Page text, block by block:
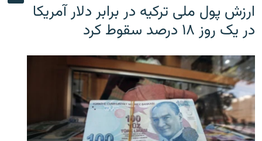
ارزش پول ملی ترکیه در برابر دلار آمریکا
در یک روز ۱۸ درصد سقوط کرد